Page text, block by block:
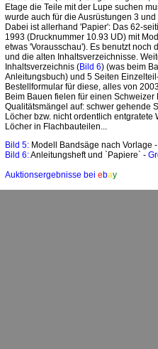
Etage die Teile mit der Lupe suchen
wurde auch für die Ausrüstungen 3 und
Dabei ist allerhand 'Papier': Das 62-
1993 (Drucknummer 10.93 UD) mit
etwas 'Vorausschau'). Es benutzt noch
und die alten Inhaltsverzeichnisse.
Inhaltsverzeichnis (Bild 6) (was beim
Anleitungsbuch) und 5 Seiten
Bestellformular für diese, alles von
Beim Bauen fielen für einen
Qualitätsmängel auf: schwer gehende
Löcher bzw. nicht ordentlich entgratete
Löcher in Flachbauteilen...
Bild 5: Modell Bandsäge nach Vorlage -
Bild 6:Anleitungsheft und `Papiere` -
Auktionsergebnisse bei ebay